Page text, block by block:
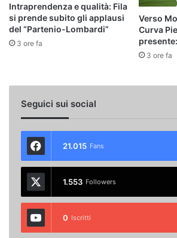
Intraprendenza e qualità: Fila
si prende subito gli applausi
del “Partenio-Lombardi”
3 ore fa
Verso
Curva
3 ore fa
Seguici sui social
21.015 Fans
1.553 Followers
0 Iscritti